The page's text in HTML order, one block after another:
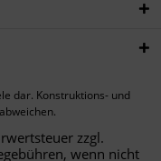
dar. Konstruktions- und
zzgl.
wenn nicht